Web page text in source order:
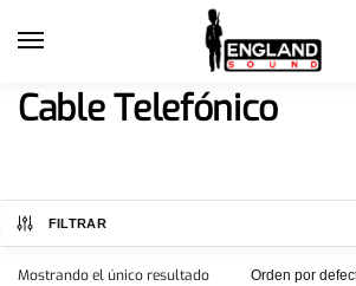
Cable Telefónico
FILTRAR
Mostrando el único resultado